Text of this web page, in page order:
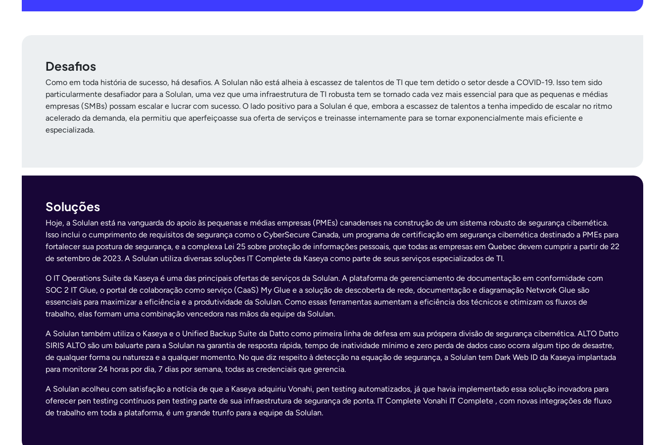
Desafios
Como em toda história de sucesso, há desafios. A Solulan não está alheia à escassez de talentos de TI que tem detido o setor desde a COVID-19. Isso tem sido
particularmente desafiador para a Solulan, uma vez que uma infraestrutura de TI robusta tem se tornado cada vez mais essencial para que as pequenas e médias
empresas (SMBs) possam escalar e lucrar com sucesso. O lado positivo para a Solulan é que, embora a escassez de talentos a tenha impedido de escalar no ritmo
acelerado da demanda, ela permitiu que aperfeiçoasse sua oferta de serviços e treinasse internamente para se tornar exponencialmente mais eficiente e
especializada.
Soluções
Hoje, a Solulan está na vanguarda do apoio às pequenas e médias empresas (PMEs) canadenses na construção de um sistema robusto de segurança cibernética.
Isso inclui o cumprimento de requisitos de segurança como o CyberSecure Canada, um programa de certificação em segurança cibernética destinado a PMEs para
fortalecer sua postura de segurança, e a complexa Lei 25 sobre proteção de informações pessoais, que todas as empresas em Quebec devem cumprir a partir de 22
de setembro de 2023. A Solulan utiliza diversas soluções IT Complete da Kaseya como parte de seus serviços especializados de TI.
O IT Operations Suite da Kaseya é uma das principais ofertas de serviços da Solulan. A plataforma de gerenciamento de documentação em conformidade com
SOC 2 IT Glue, o portal de colaboração como serviço (CaaS) My Glue e a solução de descoberta de rede, documentação e diagramação Network Glue são
essenciais para maximizar a eficiência e a produtividade da Solulan. Como essas ferramentas aumentam a eficiência dos técnicos e otimizam os fluxos de
trabalho, elas formam uma combinação vencedora nas mãos da equipe da Solulan.
A Solulan também utiliza o Kaseya e o Unified Backup Suite da Datto como primeira linha de defesa em sua próspera divisão de segurança cibernética. ALTO Datto
SIRIS ALTO são um baluarte para a Solulan na garantia de resposta rápida, tempo de inatividade mínimo e zero perda de dados caso ocorra algum tipo de desastre,
de qualquer forma ou natureza e a qualquer momento. No que diz respeito à detecção na equação de segurança, a Solulan tem Dark Web ID da Kaseya implantada
para monitorar 24 horas por dia, 7 dias por semana, todas as credenciais que gerencia.
A Solulan acolheu com satisfação a notícia de que a Kaseya adquiriu Vonahi, pen testing automatizados, já que havia implementado essa solução inovadora para
oferecer pen testing contínuos pen testing parte de sua infraestrutura de segurança de ponta. IT Complete Vonahi IT Complete , com novas integrações de fluxo
de trabalho em toda a plataforma, é um grande trunfo para a equipe da Solulan.